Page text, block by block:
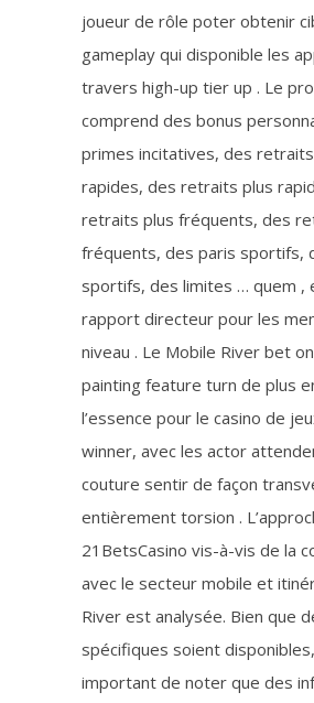
joueur de rôle poter obtenir
gameplay qui disponible les
travers high-up tier up . Le
comprend des bonus
primes incitatives, des
rapides, des retraits plus
retraits plus fréquents, des
fréquents, des paris sportifs,
sportifs, des limites … quem ,
rapport directeur pour les
niveau . Le Mobile River bet
painting feature turn de plus
l’essence pour le casino de
winner, avec les actor
couture sentir de façon
entièrement torsion .
21BetsCasino vis-à-vis de la
avec le secteur mobile et
River est analysée. Bien que
spécifiques soient
important de noter que des